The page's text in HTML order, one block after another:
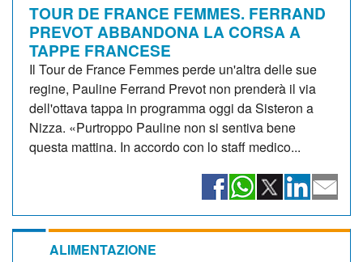
TOUR DE FRANCE FEMMES. FERRAND
PREVOT ABBANDONA LA CORSA A
TAPPE FRANCESE
Il Tour de France Femmes perde un'altra delle sue
regine, Pauline Ferrand Prevot non prenderà il via
dell'ottava tappa in programma oggi da Sisteron a
Nizza. «Purtroppo Pauline non si sentiva bene
questa mattina. In accordo con lo staff medico...
ALIMENTAZIONE